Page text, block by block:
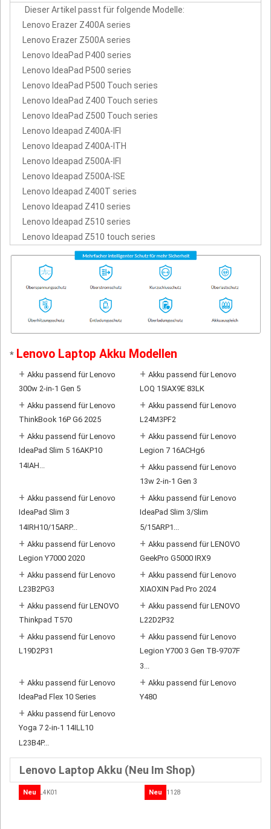
Dieser Artikel passt für folgende Modelle:
Lenovo Erazer Z400A series
Lenovo Erazer Z500A series
Lenovo IdeaPad P400 series
Lenovo IdeaPad P500 series
Lenovo IdeaPad P500 Touch series
Lenovo IdeaPad Z400 Touch series
Lenovo IdeaPad Z500 Touch series
Lenovo Ideapad Z400A-IFI
Lenovo Ideapad Z400A-ITH
Lenovo Ideapad Z500A-IFI
Lenovo Ideapad Z500A-ISE
Lenovo Ideapad Z400T series
Lenovo Ideapad Z410 series
Lenovo Ideapad Z510 series
Lenovo Ideapad Z510 touch series
* Lenovo Laptop Akku Modellen
+ Akku passend für Lenovo
300w 2-in-1 Gen 5
+ Akku passend für Lenovo
LOQ 15IAX9E 83LK
+ Akku passend für Lenovo
ThinkBook 16P G6 2025
+ Akku passend für Lenovo
L24M3PF2
+ Akku passend für Lenovo
IdeaPad Slim 5 16AKP10
14IAH...
+ Akku passend für Lenovo
Legion 7 16ACHg6
+ Akku passend für Lenovo
13w 2-in-1 Gen 3
+ Akku passend für Lenovo
IdeaPad Slim 3
14IRH10/15ARP...
+ Akku passend für Lenovo
IdeaPad Slim 3/Slim
5/15ARP1...
+ Akku passend für Lenovo
Legion Y7000 2020
+ Akku passend für LENOVO
GeekPro G5000 IRX9
+ Akku passend für Lenovo
L23B2PG3
+ Akku passend für Lenovo
XIAOXIN Pad Pro 2024
+ Akku passend für LENOVO
Thinkpad T570
+ Akku passend für LENOVO
L22D2P32
+ Akku passend für Lenovo
L19D2P31
+ Akku passend für Lenovo
Legion Y700 3 Gen TB-9707F
3...
+ Akku passend für Lenovo
IdeaPad Flex 10 Series
+ Akku passend für Lenovo
Y480
+ Akku passend für Lenovo
Yoga 7 2-in-1 14ILL10
L23B4P...
Lenovo Laptop Akku (Neu Im Shop)
Neu Neu